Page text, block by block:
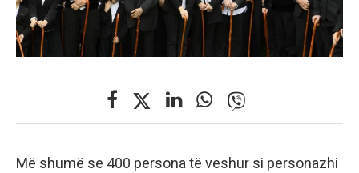
Më shumë se 400 persona të veshur si personazhi